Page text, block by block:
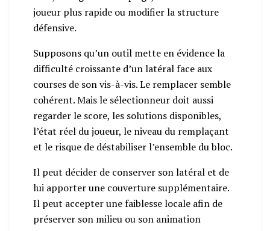
joueur plus rapide ou modifier la structure
défensive.
Supposons qu’un outil mette en évidence la
difficulté croissante d’un latéral face aux
courses de son vis-à-vis. Le remplacer semble
cohérent. Mais le sélectionneur doit aussi
regarder le score, les solutions disponibles,
l’état réel du joueur, le niveau du remplaçant
et le risque de déstabiliser l’ensemble du bloc.
Il peut décider de conserver son latéral et de
lui apporter une couverture supplémentaire.
Il peut accepter une faiblesse locale afin de
préserver son milieu ou son animation